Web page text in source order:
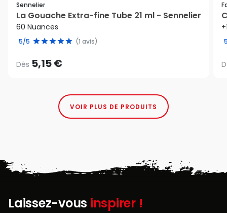
Sennelier
La Gouache Extra-fine Tube 21 ml - Sennelier
60 Nuances
5/5 (1 avis)
Dès 5,15 €
VOIR PLUS DE PRODUITS
Laissez-vous inspirer !